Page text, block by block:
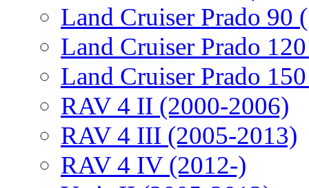
Land Cruiser Prado 90
Land Cruiser Prado
Land Cruiser Prado
RAV 4 II (2000-2006)
RAV 4 III (2005-2013)
RAV 4 IV (2012-)